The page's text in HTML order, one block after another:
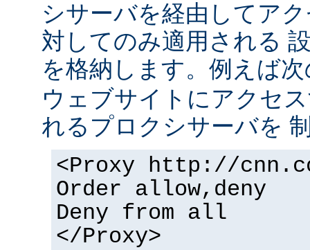
シサーバを経由してア
対してのみ適用される
を格納します。例えば
ウェブサイトにアクセ
れるプロクシサーバを
<Proxy http://
Order allow,deny
Deny from all
</Proxy>